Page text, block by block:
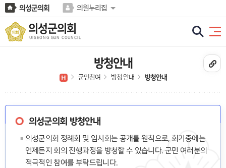
본문바로가기
의성군의회 의원누리집
의성군의회
UISEONG GUN COUNCIL
방청안내
군민참여 방청 안내 방청안내
의성군의회 방청안내
의성군의회 정례회 및 임시회는 공개를 원칙으로, 회기중에는
언제든지 회의 진행과정을 방청할 수 있습니다. 군민 여러분의
적극적인 참여를 부탁드립니다.